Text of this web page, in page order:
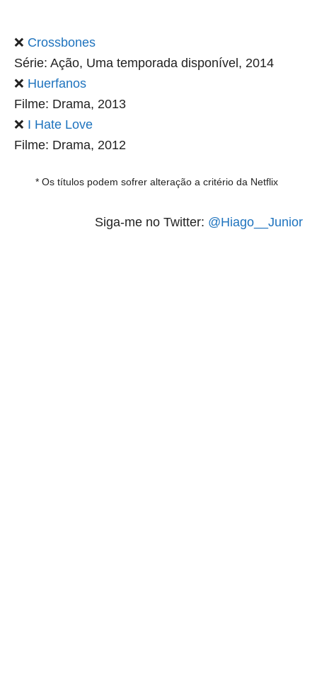
❌ Crossbones
Série: Ação, Uma temporada disponível, 2014
❌ Huerfanos
Filme: Drama, 2013
❌ I Hate Love
Filme: Drama, 2012
* Os títulos podem sofrer alteração a critério da Netflix
Siga-me no Twitter: @Hiago__Junior